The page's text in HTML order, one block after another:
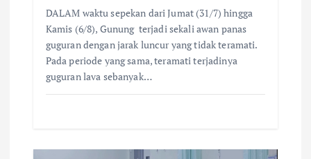
DALAM waktu sepekan dari Jumat (31/7) hingga
Kamis (6/8), Gunung terjadi sekali awan panas
guguran dengan jarak luncur yang tidak teramati.
Pada periode yang sama, teramati terjadinya
guguran lava sebanyak…